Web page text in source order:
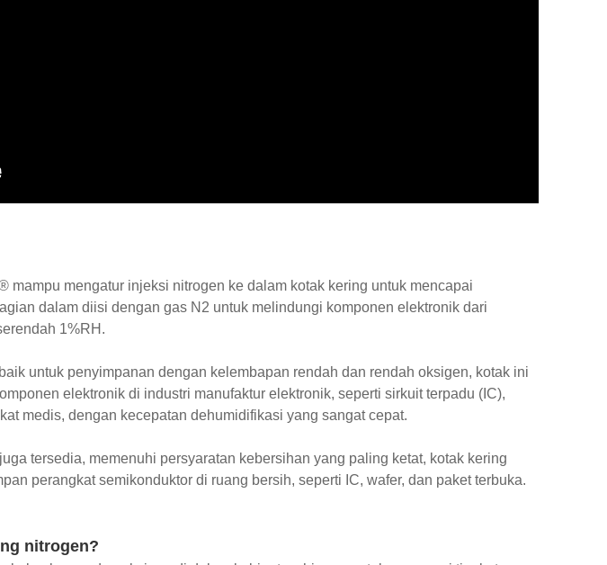
mampu mengatur injeksi nitrogen ke dalam kotak kering untuk mencapai
dalam diisi dengan gas N2 untuk melindungi komponen elektronik dari
1%RH.
untuk penyimpanan dengan kelembapan rendah dan rendah oksigen, kotak ini
elektronik di industri manufaktur elektronik, seperti sirkuit terpadu (IC),
medis, dengan kecepatan dehumidifikasi yang sangat cepat.
tersedia, memenuhi persyaratan kebersihan yang paling ketat, kotak kering
perangkat semikonduktor di ruang bersih, seperti IC, wafer, dan paket terbuka.
nitrogen?